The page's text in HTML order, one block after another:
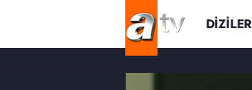
DİZİLER